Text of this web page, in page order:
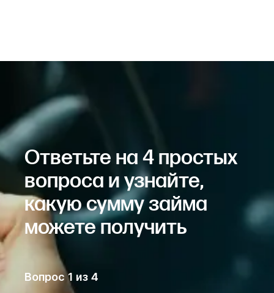
Ответьте на 4 простых
вопроса и узнайте,
какую сумму займа
можете получить
Вопрос1 из 4